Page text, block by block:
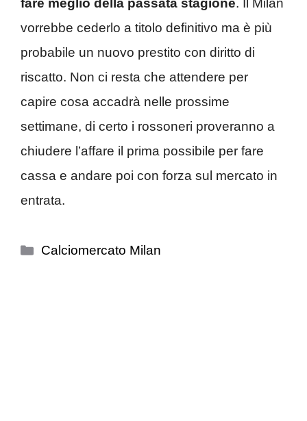
fare meglio della passata stagione. Il Milan
vorrebbe cederlo a titolo definitivo ma è più
probabile un nuovo prestito con diritto di
riscatto. Non ci resta che attendere per
capire cosa accadrà nelle prossime
settimane, di certo i rossoneri proveranno a
chiudere l’affare il prima possibile per fare
cassa e andare poi con forza sul mercato in
entrata.
Categorie
Calciomercato Milan